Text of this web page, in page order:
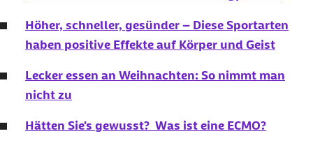
Höher, schneller, gesünder – Diese Sportarten
haben positive Effekte auf Körper und Geist
Lecker essen an Weihnachten: So nimmt man
nicht zu
Hätten Sie's gewusst? Was ist eine ECMO?